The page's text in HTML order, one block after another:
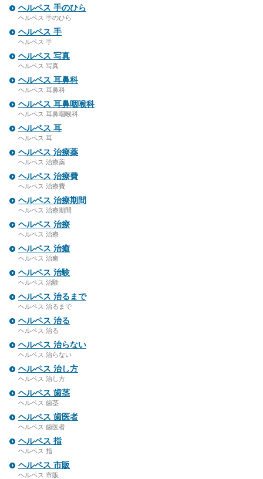
ヘルペス 手のひら
ヘルペス 手のひら
ヘルペス 手
ヘルペス 手
ヘルペス 写真
ヘルペス 写真
ヘルペス 耳鼻科
ヘルペス 耳鼻科
ヘルペス 耳鼻咽喉科
ヘルペス 耳鼻咽喉科
ヘルペス 耳
ヘルペス 耳
ヘルペス 治療薬
ヘルペス 治療薬
ヘルペス 治療費
ヘルペス 治療費
ヘルペス 治療期間
ヘルペス 治療期間
ヘルペス 治療
ヘルペス 治療
ヘルペス 治癒
ヘルペス 治癒
ヘルペス 治験
ヘルペス 治験
ヘルペス 治るまで
ヘルペス 治るまで
ヘルペス 治る
ヘルペス 治る
ヘルペス 治らない
ヘルペス 治らない
ヘルペス 治し方
ヘルペス 治し方
ヘルペス 歯茎
ヘルペス 歯茎
ヘルペス 歯医者
ヘルペス 歯医者
ヘルペス 指
ヘルペス 指
ヘルペス 市販
ヘルペス 市販